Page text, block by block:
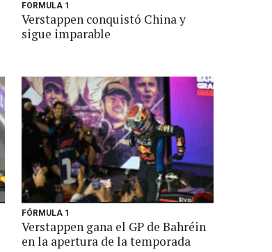
FORMULA 1
Verstappen conquistó China y
sigue imparable
FÓRMULA 1
Verstappen gana el GP de Bahréin
en la apertura de la temporada